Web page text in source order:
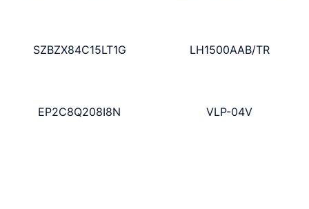
SZBZX84C15LT1G LH1500AAB/TR
EP2C8Q208I8N VLP-04V